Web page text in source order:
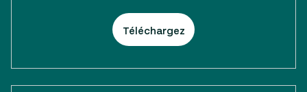
Téléchargez